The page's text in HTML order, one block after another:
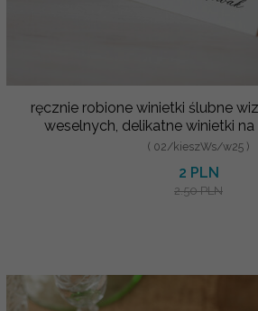
ręcznie robione winietki ślubne
weselnych, delikatne winietki na
( 02/kieszWs/w25 )
2 PLN
2.50 PLN